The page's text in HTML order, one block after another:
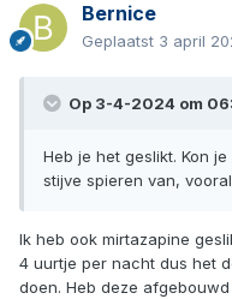
Bernice
Geplaatst 3 april
Op 3-4-2024 om
Heb je het geslikt. Kon
stijve spieren van,
Ik heb ook mirtazapine
4 uurtje per nacht dus het
doen. Heb deze